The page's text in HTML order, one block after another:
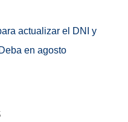
actualizar el DNI y
en agosto